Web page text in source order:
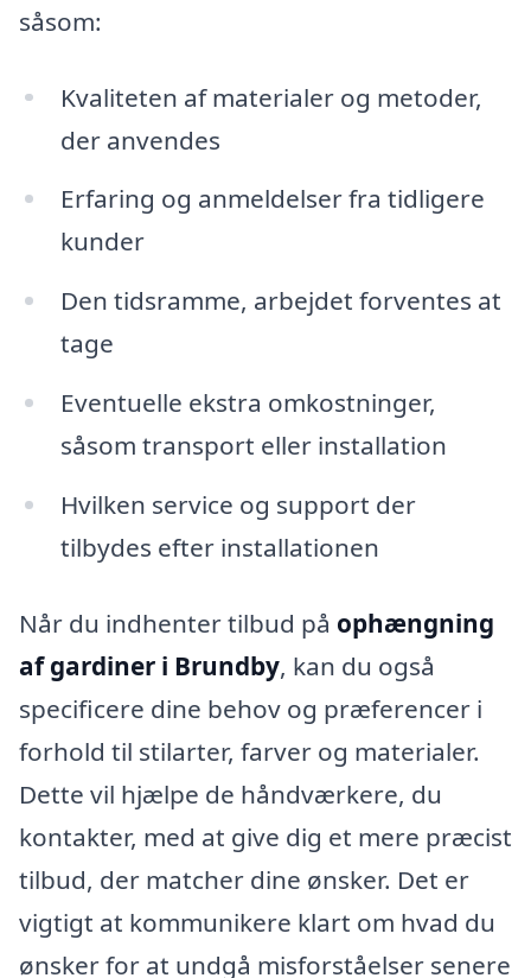
såsom:
Kvaliteten af materialer og metoder,
der anvendes
Erfaring og anmeldelser fra tidligere
kunder
Den tidsramme, arbejdet forventes at
tage
Eventuelle ekstra omkostninger,
såsom transport eller installation
Hvilken service og support der
tilbydes efter installationen
Når du indhenter tilbud på ophængning
af gardiner i Brundby, kan du også
specificere dine behov og præferencer i
forhold til stilarter, farver og materialer.
Dette vil hjælpe de håndværkere, du
kontakter, med at give dig et mere præcist
tilbud, der matcher dine ønsker. Det er
vigtigt at kommunikere klart om hvad du
ønsker for at undgå misforståelser senere